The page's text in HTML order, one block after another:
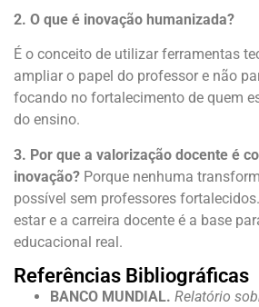
2. O que é inovação humanizada?
É o conceito de utilizar ferramentas
ampliar o papel do professor e não
focando no fortalecimento de quem
do ensino.
3. Por que a valorização docente é
inovação? Porque nenhuma
possível sem professores
estar e a carreira docente é a base
educacional real.
Referências Bibliográficas
BANCO MUNDIAL. Relatório